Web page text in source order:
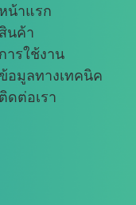
น้าแรก
นค้า
ารใช้งาน
อมูลทางเทคนิค
ดต่อเรา